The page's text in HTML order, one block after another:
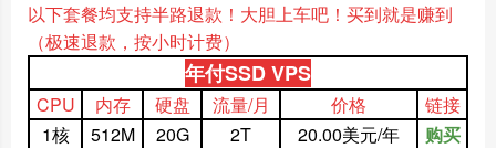
以下套餐均支持半路退款！大胆上车吧！买到就是赚到
（极速退款，按小时计费）
年付SSD VPS
CPU 内存 硬盘 流量/月 价格
链接
1核
512M 20G 2T 20.00美元/年
购买